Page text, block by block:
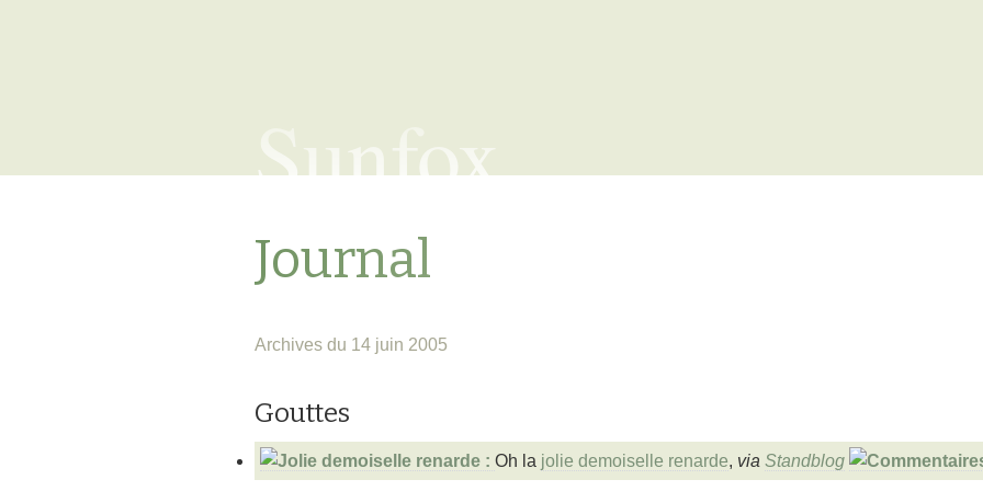
Sunfox
Journal
Archives du 14 juin 2005
Gouttes
Oh la jolie demoiselle renarde, via Standblog